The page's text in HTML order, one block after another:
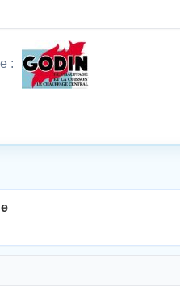
: